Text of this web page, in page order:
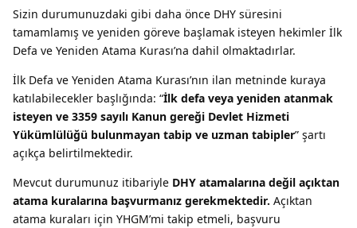
Sizin durumunuzdaki gibi daha önce DHY süresini
tamamlamış ve yeniden göreve başlamak isteyen hekimler İlk
Defa ve Yeniden Atama Kurası’na dahil olmaktadırlar.
İlk Defa ve Yeniden Atama Kurası’nın ilan metninde kuraya
katılabilecekler başlığında: “İlk defa veya yeniden atanmak
isteyen ve 3359 sayılı Kanun gereği Devlet Hizmeti
Yükümlülüğü bulunmayan tabip ve uzman tabipler” şartı
açıkça belirtilmektedir.
Mevcut durumunuz itibariyle DHY atamalarına değil açıktan
atama kuralarına başvurmanız gerekmektedir. Açıktan
atama kuraları için YHGM’mi takip etmeli, başvuru